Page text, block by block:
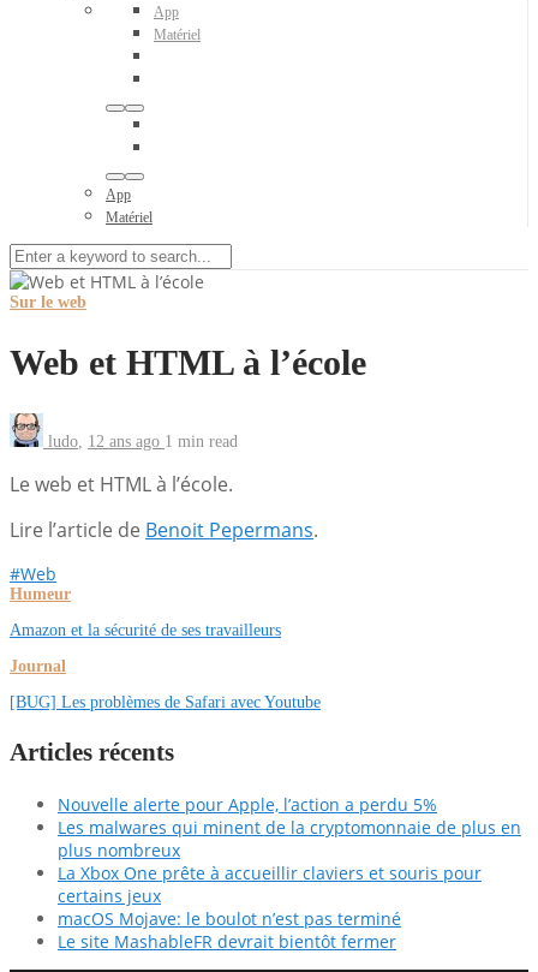
App
Matériel
App
Matériel
Sur le web
Web et HTML à l’école
ludo 12 ans ago 1 min read
Le web et HTML à l’école.
Lire l’article de Benoit Pepermans.
#Web
Humeur
Amazon et la sécurité de ses travailleurs
Journal
[BUG] Les problèmes de Safari avec Youtube
Articles récents
Nouvelle alerte pour Apple, l’action a perdu 5%
Les malwares qui minent de la cryptomonnaie de plus en
plus nombreux
La Xbox One prête à accueillir claviers et souris pour
certains jeux
macOS Mojave: le boulot n’est pas terminé
Le site MashableFR devrait bientôt fermer